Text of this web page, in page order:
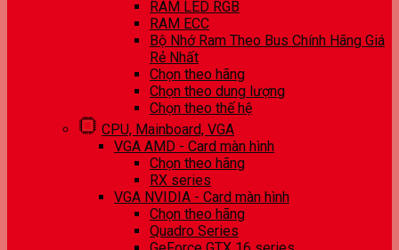
RAM LED RGB
RAM ECC
Bộ Nhớ Ram Theo Bus Chính Hãng Giá
Rẻ Nhất
Chọn theo hãng
Chọn theo dung lượng
Chọn theo thế hệ
CPU, Mainboard, VGA
VGA AMD - Card màn hình
Chọn theo hãng
RX series
VGA NVIDIA - Card màn hình
Chọn theo hãng
Quadro Series